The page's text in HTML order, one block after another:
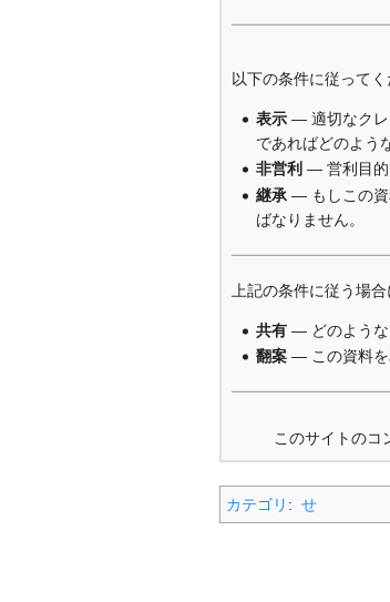
以下の条件に従ってく
表示 — 適切なクレ
であればどのよう
非営利 — 営利目的
継承 — もしこの資
ばなりません。
上記の条件に従う場合
共有 — どのような
翻案 — この資料を
このサイトのコ
カテゴリ : せ